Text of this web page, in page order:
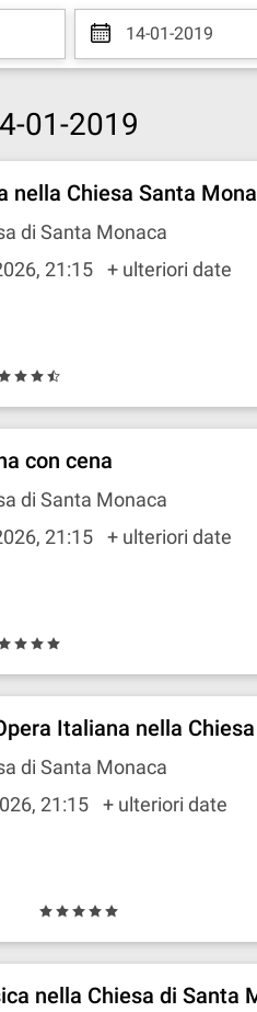
14-01-2019
01-2019
nella Chiesa Santa
di Santa Monaca
21:15
+ ulteriori date
con cena
di Santa Monaca
21:15
+ ulteriori date
Italiana nella
di Santa Monaca
21:15
+ ulteriori date
nella Chiesa di Santa